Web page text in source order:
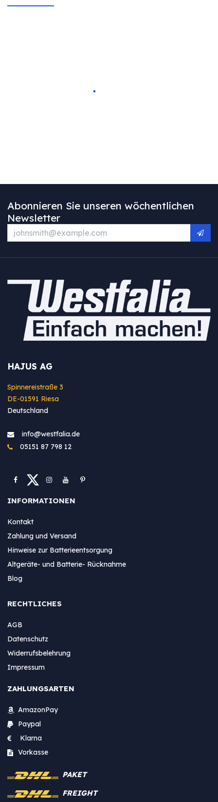
Abonnieren Sie unseren wöchentlichen
Newsletter
HAJUS AG
Spinnereistraße 3
DE-01591 Riesa
Deutschland
info@westfa​lia.de
05151 87 798 12
INFORMATIONEN
Kontakt
Zahlung und Versand
Hinweise zur Batterieentsorgung
Altgeräte- und Batterie- Rücknahme
Blog
RECHTLICHES
AGB
Datenschutz
Widerrufsbelehrung
Impressum
ZAHLUNGSARTEN
AmazonPay
Paypal
Klarna
Vorkasse
PAKET
FREIGHT